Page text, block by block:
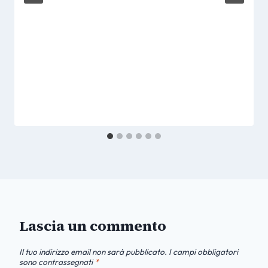
Lascia un commento
Il tuo indirizzo email non sarà pubblicato. I campi obbligatori
sono contrassegnati*